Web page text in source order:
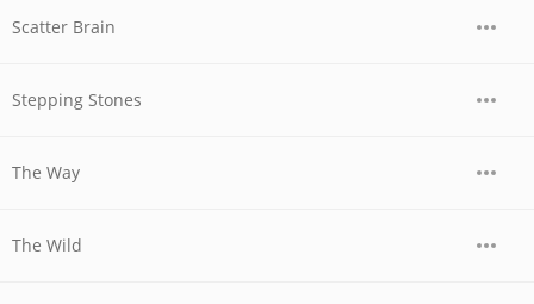
Scatter Brain
Stepping Stones
The Way
The Wild